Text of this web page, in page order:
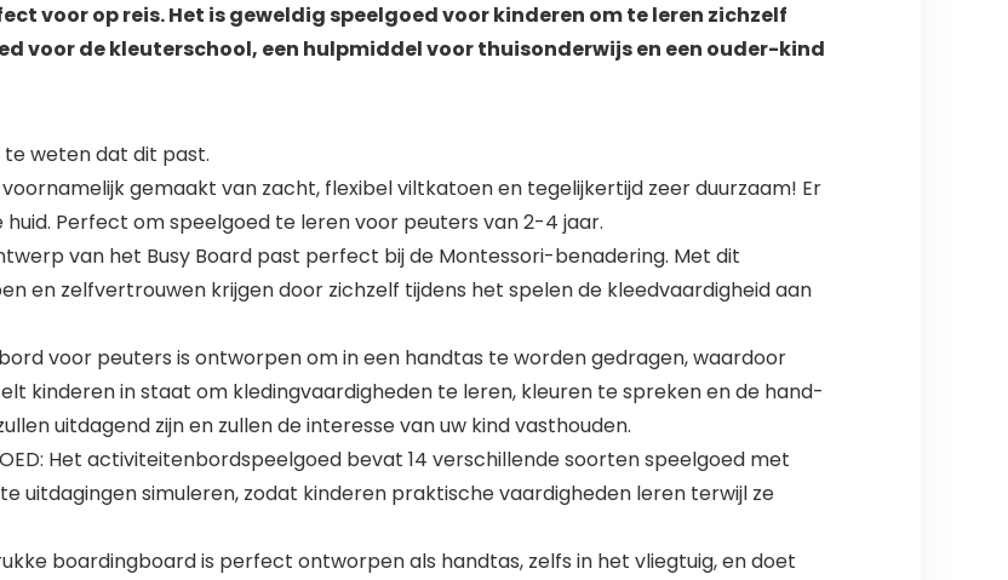
voor op reis. Het is geweldig speelgoed voor kinderen om te leren zichzelf
voor de kleuterschool, een hulpmiddel voor thuisonderwijs en een ouder-kind
weten dat dit past.
voornamelijk gemaakt van zacht, flexibel viltkatoen en tegelijkertijd zeer duurzaam! Er
Perfect om speelgoed te leren voor peuters van 2-4 jaar.
van het Busy Board past perfect bij de Montessori-benadering. Met dit
en zelfvertrouwen krijgen door zichzelf tijdens het spelen de kleedvaardigheid aan
bord voor peuters is ontworpen om in een handtas te worden gedragen, waardoor
kinderen in staat om kledingvaardigheden te leren, kleuren te spreken en de hand-
uitdagend zijn en zullen de interesse van uw kind vasthouden.
Het activiteitenbordspeelgoed bevat 14 verschillende soorten speelgoed met
uitdagingen simuleren, zodat kinderen praktische vaardigheden leren terwijl ze
drukke boardingboard is perfect ontworpen als handtas, zelfs in het vliegtuig, en doet